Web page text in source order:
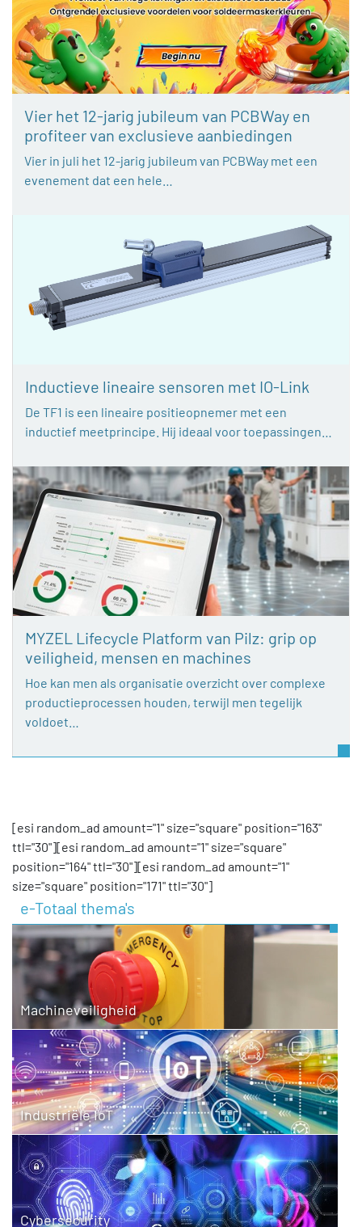
Vier het 12-jarig jubileum van PCBWay en
profiteer van exclusieve aanbiedingen
Vier in juli het 12-jarig jubileum van PCBWay met een
evenement dat een hele…
Inductieve lineaire sensoren met IO-Link
De TF1 is een lineaire positieopnemer met een
inductief meetprincipe. Hij ideaal voor toepassingen…
MYZEL Lifecycle Platform van Pilz: grip op
veiligheid, mensen en machines
Hoe kan men als organisatie overzicht over complexe
productieprocessen houden, terwijl men tegelijk
voldoet…
[esi random_ad amount="1" size="square" position="163"
ttl="30"][esi random_ad amount="1" size="square"
position="164" ttl="30"][esi random_ad amount="1"
size="square" position="171" ttl="30"]
e-Totaal thema's
Machineveiligheid
Industriële IoT
Cybersecurity